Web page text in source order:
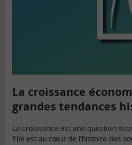
La croissance
grandes tendances
La croissance est une question
Elle est au cœur de l’histoire des